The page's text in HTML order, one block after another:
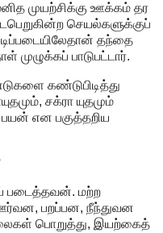
முயற்சிக்கு ஊக்கம் தர
செயல்களுக்குப்
தந்தை
முழுக்கப் பாடுபட்டார்.
கண்டுபிடித்து
சக்ரா யுதமும்
என பகுத்தறிய
படைத்தவன். மற்ற
பறப்பன, நீந்துவன
பொறுத்து, இயற்கைத்